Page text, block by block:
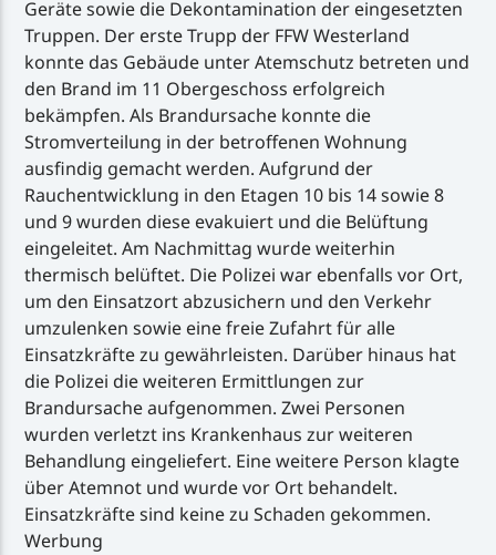
Geräte sowie die Dekontamination der eingesetzten
Truppen. Der erste Trupp der FFW Westerland
konnte das Gebäude unter Atemschutz betreten und
den Brand im 11 Obergeschoss erfolgreich
bekämpfen. Als Brandursache konnte die
Stromverteilung in der betroffenen Wohnung
ausfindig gemacht werden. Aufgrund der
Rauchentwicklung in den Etagen 10 bis 14 sowie 8
und 9 wurden diese evakuiert und die Belüftung
eingeleitet. Am Nachmittag wurde weiterhin
thermisch belüftet. Die Polizei war ebenfalls vor Ort,
um den Einsatzort abzusichern und den Verkehr
umzulenken sowie eine freie Zufahrt für alle
Einsatzkräfte zu gewährleisten. Darüber hinaus hat
die Polizei die weiteren Ermittlungen zur
Brandursache aufgenommen. Zwei Personen
wurden verletzt ins Krankenhaus zur weiteren
Behandlung eingeliefert. Eine weitere Person klagte
über Atemnot und wurde vor Ort behandelt.
Einsatzkräfte sind keine zu Schaden gekommen.
Werbung